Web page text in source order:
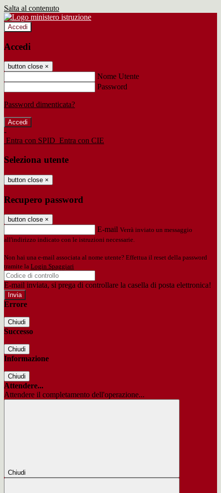
Salta al contenuto
Accedi
Accedi
button close ×
Nome Utente
Password
Password dimenticata?
-
Entra con SPID Entra con CIE
Seleziona utente
button close ×
Recupero password
button close ×
E-mail Verrà inviato un messaggio
all'indirizzo indicato con le istruzioni necessarie.
Non hai una e-mail associata al nome utente? Effettua il reset della password
tramite la Login Spaggiari
E-mail inviata, si prega di controllare la casella di posta elettronica!
Errore
Chiudi
Successo
Chiudi
Informazione
Chiudi
Attendere...
Attendere il completamento dell'operazione...
Chiudi